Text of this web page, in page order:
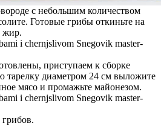
с небольшим количеством
Готовые грибы откиньте на
жир.
приступаем к сборке
тарелку диаметром 24 см выложите
мясо и промажьте майонезом.